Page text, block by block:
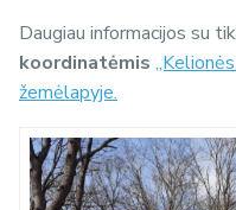
Daugiau informacijos su
koordinatėmis
žemėlapyje.